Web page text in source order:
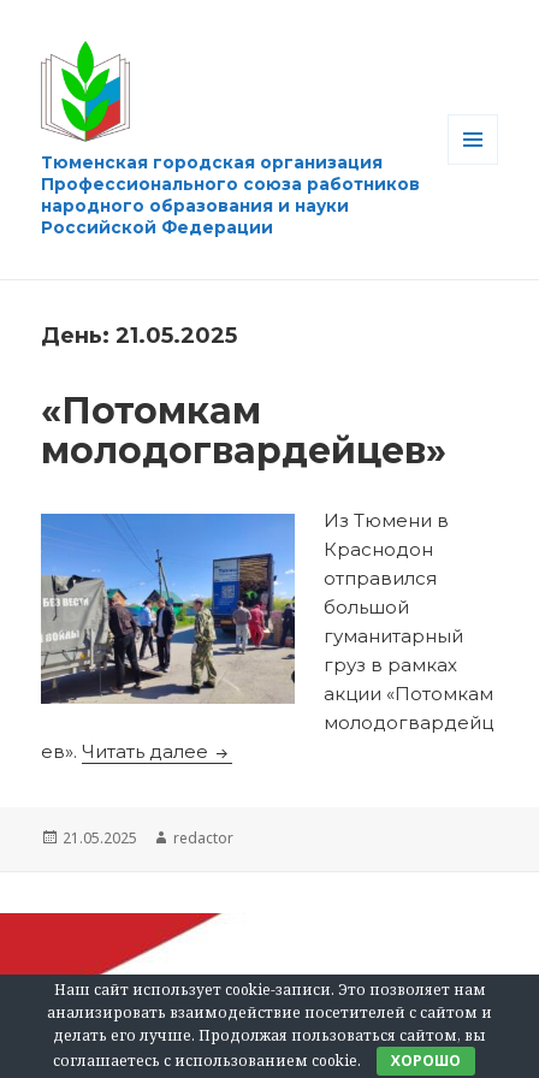
Тюменская городская организация
Профессионального союза работников
народного образования и науки
Российской Федерации
День:21.05.2025
«Потомкам
молодогвардейцев»
Из Тюмени в
Краснодон
отправился
большой
гуманитарный
груз в рамках
акции «Потомкам
молодогвардейц
ев».Читать далее «Потомкам молодогвардейцев»
Опубликовано
21.05.2025 Автор
redactor
Наш сайт использует cookie-записи. Это позволяет нам
анализировать взаимодействие посетителей с сайтом и
делать его лучше. Продолжая пользоваться сайтом, вы
соглашаетесь с использованием cookie.
ХОРОШО